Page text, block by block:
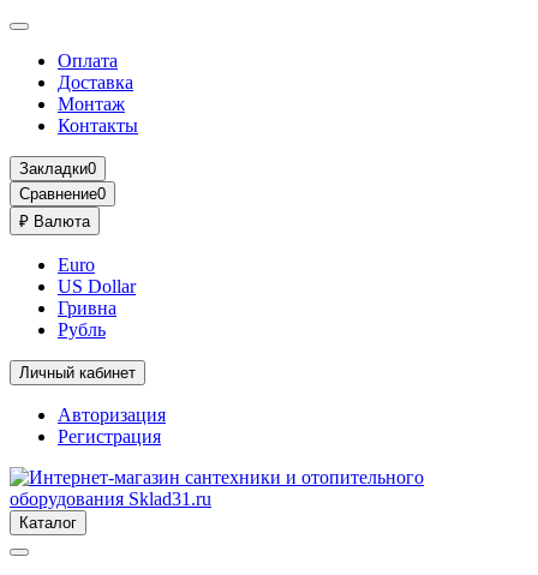
Оплата
Доставка
Монтаж
Контакты
Закладки0
Сравнение0
₽ Валюта
Euro
US Dollar
Гривна
Рубль
Личный кабинет
Авторизация
Регистрация
Каталог